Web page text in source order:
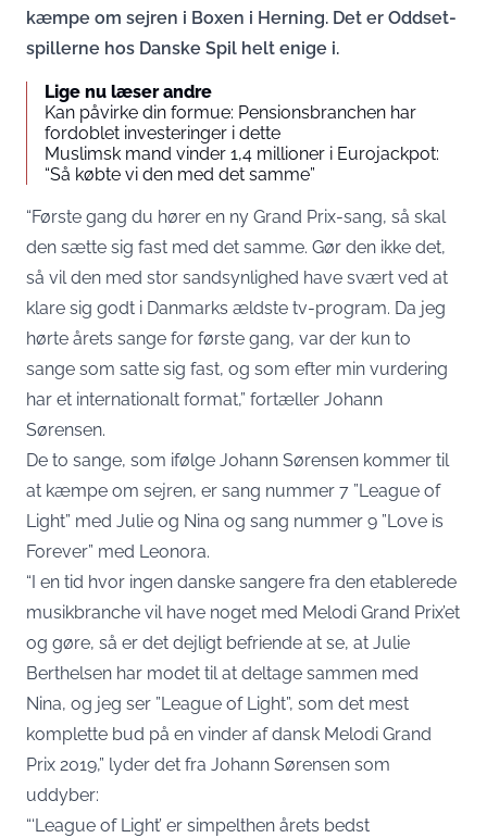
kæmpe om sejren i Boxen i Herning. Det er Oddset-
spillerne hos Danske Spil helt enige i.
Lige nu læser andre
Kan påvirke din formue: Pensionsbranchen har
fordoblet investeringer i dette
Muslimsk mand vinder 1,4 millioner i Eurojackpot:
“Så købte vi den med det samme”
“Første gang du hører en ny Grand Prix-sang, så skal
den sætte sig fast med det samme. Gør den ikke det,
så vil den med stor sandsynlighed have svært ved at
klare sig godt i Danmarks ældste tv-program. Da jeg
hørte årets sange for første gang, var der kun to
sange som satte sig fast, og som efter min vurdering
har et internationalt format,” fortæller Johann
Sørensen.
De to sange, som ifølge Johann Sørensen kommer til
at kæmpe om sejren, er sang nummer 7 ”League of
Light” med Julie og Nina og sang nummer 9 ”Love is
Forever” med Leonora.
“I en tid hvor ingen danske sangere fra den etablerede
musikbranche vil have noget med Melodi Grand Prix’et
og gøre, så er det dejligt befriende at se, at Julie
Berthelsen har modet til at deltage sammen med
Nina, og jeg ser ”League of Light”, som det mest
komplette bud på en vinder af dansk Melodi Grand
Prix 2019,” lyder det fra Johann Sørensen som
uddyber:
“‘League of Light’ er simpelthen årets bedst